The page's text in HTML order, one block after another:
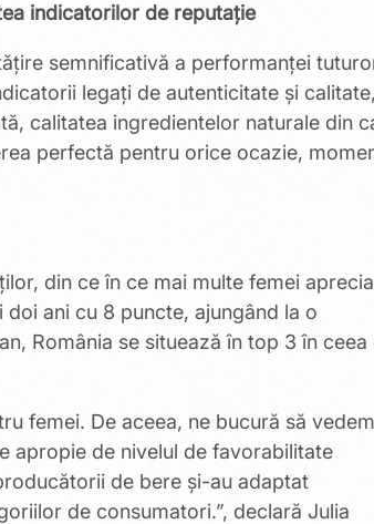
indicatorilor de reputație
semnificativă a performanței
legați de autenticitate și
calitatea ingredientelor naturale din
perfectă pentru orice ocazie,
din ce în ce mai multe femei
ani cu 8 puncte, ajungând la o
România se situează în top 3 în ceea
femei. De aceea, ne bucură să vedem
apropie de nivelul de favorabilitate
de bere și-au adaptat
de consumatori.”, declară Julia